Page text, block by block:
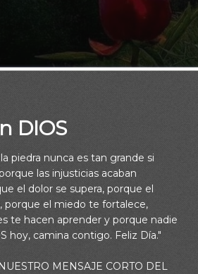
DIOS
piedra nunca es tan grande si
las injusticias acaban
el dolor se supera, porque el
porque el miedo te fortalece,
te hacen aprender y porque nadie
hoy, camina contigo. Feliz Día."
MENSAJE CORTO DEL